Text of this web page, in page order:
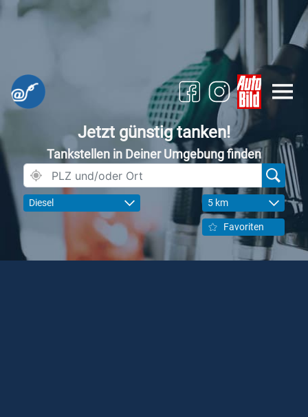
Jetzt günstig tanken!
Tankstellen in Deiner Umgebung finden
Diesel 5 km
Favoriten